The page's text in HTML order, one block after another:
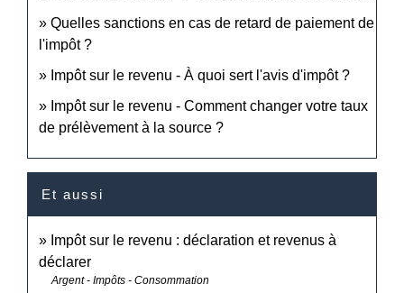
Quelles sanctions en cas de retard de paiement de
l'impôt ?
Impôt sur le revenu - À quoi sert l'avis d'impôt ?
Impôt sur le revenu - Comment changer votre taux
de prélèvement à la source ?
Et aussi
Impôt sur le revenu : déclaration et revenus à
déclarer
Argent - Impôts - Consommation